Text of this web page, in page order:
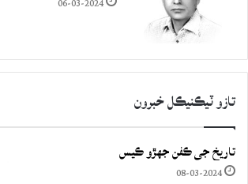
تازو ٽيڪنيڪل خبرون
تاريخ جي ڪفن جھڙو ڪيس
08-03-2024